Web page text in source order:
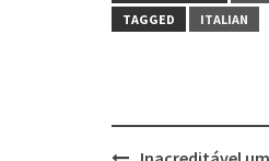
TAGGED
ITALIAN
Post